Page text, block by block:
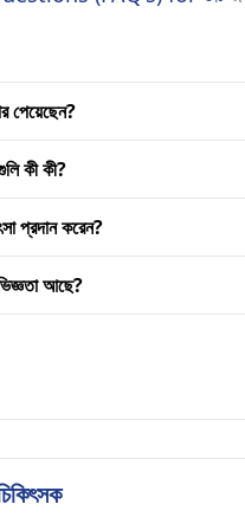
পেয়েছেন?
কী কী?
প্রদান করেন?
আছে?